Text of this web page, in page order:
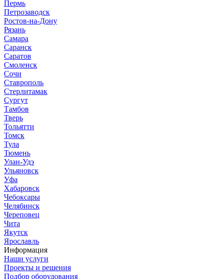
Пермь
Петрозаводск
Ростов-на-Дону
Рязань
Самара
Саранск
Саратов
Смоленск
Сочи
Ставрополь
Стерлитамак
Сургут
Тамбов
Тверь
Тольятти
Томск
Тула
Тюмень
Улан-Удэ
Ульяновск
Уфа
Хабаровск
Чебоксары
Челябинск
Череповец
Чита
Якутск
Ярославль
Информация
Наши услуги
Проекты и решения
Подбор оборудования